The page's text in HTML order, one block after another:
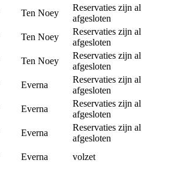
Ten Noey
Reservaties zijn al
afgesloten
Ten Noey
Reservaties zijn al
afgesloten
Ten Noey
Reservaties zijn al
afgesloten
Everna
Reservaties zijn al
afgesloten
Everna
Reservaties zijn al
afgesloten
Everna
Reservaties zijn al
afgesloten
Everna
volzet